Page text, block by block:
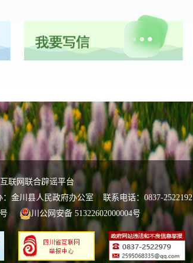
联网联合辟谣平台
金川县人民政府办公室 联系电话：0837-2522192
川公网安备 51322602000004号